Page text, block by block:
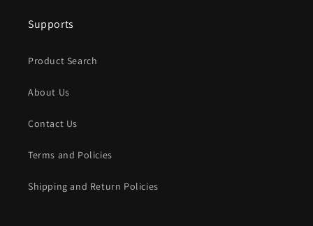
Supports
Product Search
About Us
Contact Us
Terms and Policies
Shipping and Return Policies